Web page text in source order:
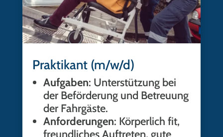
Praktikant (m/w/d)
Aufgaben: Unterstützung bei
der Beförderung und Betreuung
der Fahrgäste.
Anforderungen: Körperlich fit,